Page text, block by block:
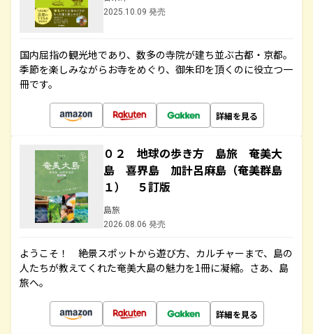
2025.10.09 発売
国内屈指の観光地であり、数多の寺院が建ち並ぶ古都・京都。
季節を楽しみながらお寺をめぐり、御朱印を頂くのに役立つ一
冊です。
詳細を見る
０２ 地球の歩き方 島旅 奄美大
島 喜界島 加計呂麻島（奄美群島
１） ５訂版
島旅
2026.08.06 発売
ようこそ！ 絶景スポットから遊び方、カルチャーまで、島の
人たちが教えてくれた奄美大島の魅力を1冊に凝縮。さあ、島
旅へ。
詳細を見る